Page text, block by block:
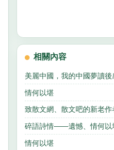
相關內容
美麗中國，我的中國夢讀後
情何以堪
致散文網、散文吧的新老作
情何以堪